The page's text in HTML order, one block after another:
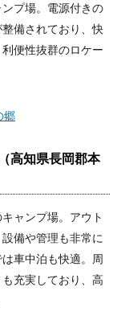
プ場。電源付きの
備されており、快
便性抜群のロケー
郷
高知県長岡郡本
ャンプ場。アウト
備や管理も非常に
車中泊も快適。周
充実しており、高